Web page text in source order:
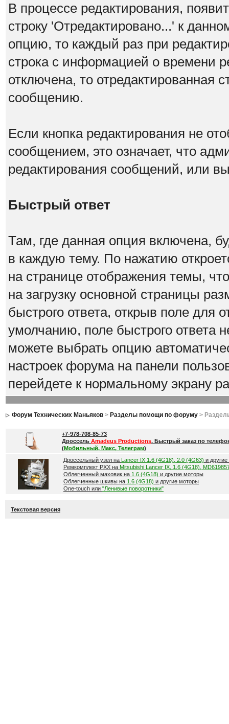
В процессе редактирования,
строку 'Отредактировано...' к
опцию, то каждый раз при
строка с информацией о времени
отключена, то отредактированная
сообщению.
Если кнопка редактирования не
сообщением, это означает, что
редактирования сообщений, или
Быстрый ответ
Там, где данная опция включена,
в каждую тему. По нажатию
на странице отображения темы,
на загрузку основной страницы
быстрого ответа, открыв поле для
умолчанию, поле быстрого ответа
можете выбрать опцию
настроек форума на панели
перейдете к нормальному экрану
Форум Технических Маньяков> Разделы помощи по форуму>
+7-978-708-85-73
Дроссель Amadeus Productions. Быстрый заказ по
(Мобильный, Макс, Телеграм)
Дроссельный узел на Lancer IX 1.6 (4G18), 2.0 (4G63) и
Ремкомплект РХХ на Mitsubishi Lancer IX, 1.6 (4G18),
Облегченный маховик на 1.6 (4G18) и другие моторы
Облегченные шкивы на 1.6 (4G18) и другие моторы
One-touch или "Ленивые поворотники"
Текстовая версия